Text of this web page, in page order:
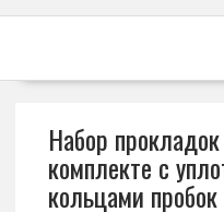
Набор
комплекте с
кольцами